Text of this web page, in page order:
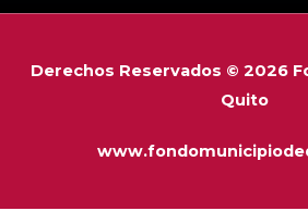
p
p
o
k
i
n
Derechos Reservados © 2026
Quito